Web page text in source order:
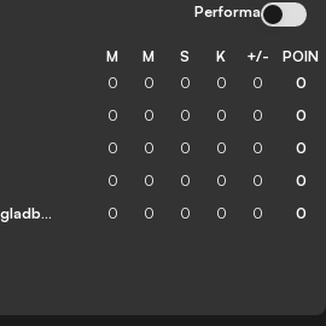
Performa
M M S K +/- POIN
0 0 0 0 0 0
0 0 0 0 0 0
0 0 0 0 0 0
0 0 0 0 0 0
Borussia Moenchengladbach 0 0 0 0 0 0